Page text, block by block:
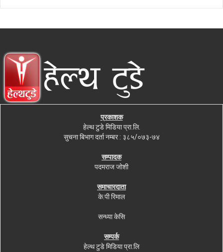
प्रकाशक
हेल्थ टुडे मिडिया प्रा.लि.
सुचना बिभाग दर्ता नम्बर : ३८५/०७३-७४
सम्पादक
पदमराज जोशी
समाचारदाता
के.पी रिमाल
सन्ध्या केसि
सम्पर्क
हेल्थ टुडे मिडिया प्रा.लि